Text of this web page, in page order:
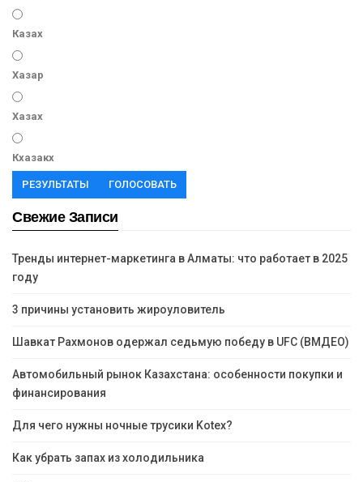
Казах
Хазар
Хазах
Кхазакх
РЕЗУЛЬТАТЫ ГОЛОСОВАТЬ
Свежие Записи
Тренды интернет-маркетинга в Алматы: что работает в 2025
году
3 причины установить жироуловитель
Шавкат Рахмонов одержал седьмую победу в UFC (ВМДЕО)
Автомобильный рынок Казахстана: особенности покупки и
финансирования
Для чего нужны ночные трусики Kotex?
Как убрать запах из холодильника